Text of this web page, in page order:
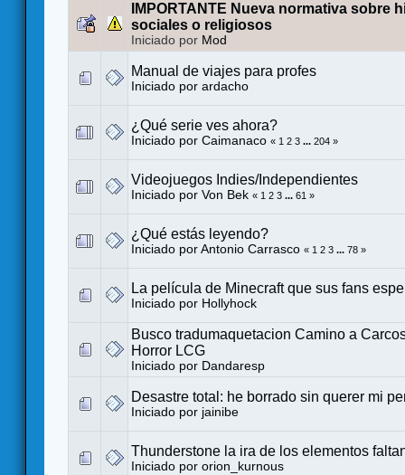
IMPORTANTE Nueva normativa sobre
sociales o religiosos
Iniciado por Mod
Manual de viajes para profes
Iniciado por ardacho
¿Qué serie ves ahora?
Iniciado por Caimanaco « 1 2 3 ... 204 »
Videojuegos Indies/Independientes
Iniciado por Von Bek « 1 2 3 ... 61 »
¿Qué estás leyendo?
Iniciado por Antonio Carrasco « 1 2 3 ... 78 »
La película de Minecraft que sus fans
Iniciado por Hollyhock
Busco tradumaquetacion Camino a
Horror LCG
Iniciado por Dandaresp
Desastre total: he borrado sin querer mi
Iniciado por jainibe
Thunderstone la ira de los elementos
Iniciado por orion_kurnous